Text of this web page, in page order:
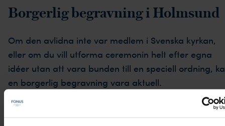
Borgerlig begravning i Holmsund
Om den avlidna inte var medlem i Svenska kyrkan,
eller om du vill utforma ceremonin helt efter egna
idéer utan att vara bunden till en speciell ordning,
en borgerlig begravning vara aktuell.
Vid en borgerlig begravning finns det många sätt att
låta avskedet spegla den avlidna. Egentligen finns